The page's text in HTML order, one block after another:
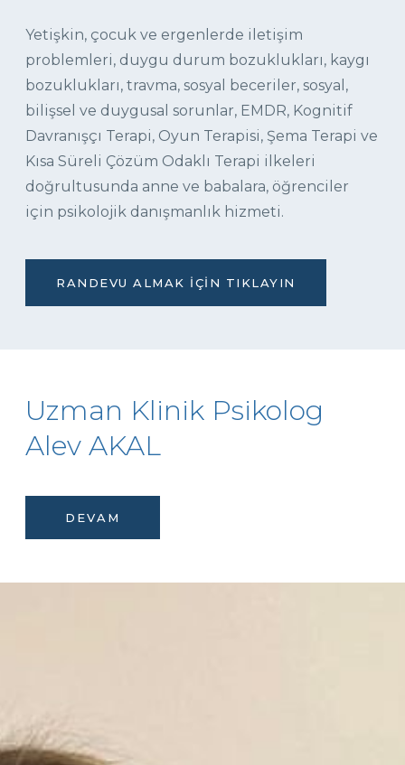
Yetişkin, çocuk ve ergenlerde iletişim
problemleri, duygu durum bozuklukları, kaygı
bozuklukları, travma, sosyal beceriler, sosyal,
bilişsel ve duygusal sorunlar, EMDR, Kognitif
Davranışçı Terapi, Oyun Terapisi, Şema Terapi ve
Kısa Süreli Çözüm Odaklı Terapi ilkeleri
doğrultusunda anne ve babalara, öğrenciler
için psikolojik danışmanlık hizmeti.
RANDEVU ALMAK İÇIN TIKLAYIN
Uzman Klinik Psikolog
Alev AKAL
DEVAM